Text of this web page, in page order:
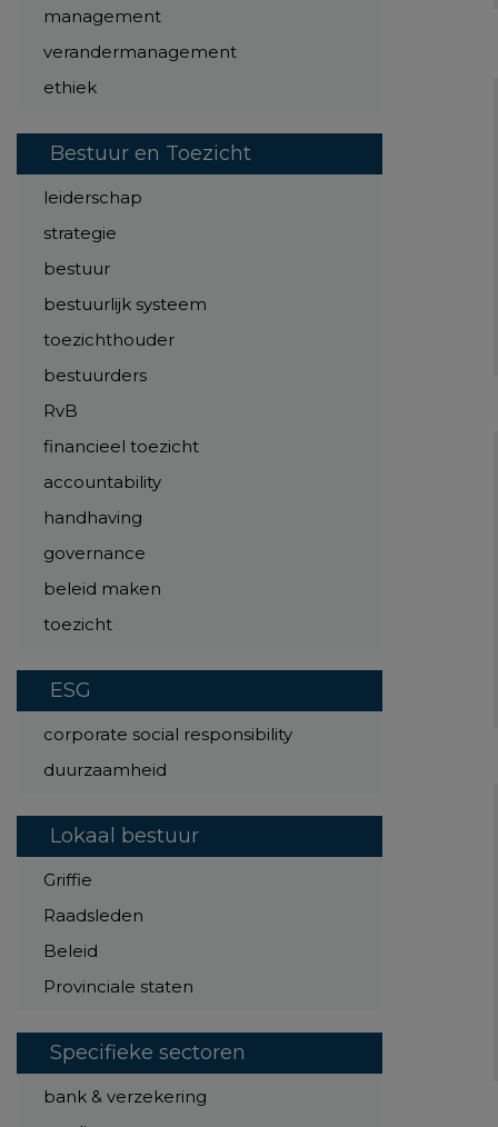
management
verandermanagement
ethiek
Bestuur en Toezicht
leiderschap
strategie
bestuur
bestuurlijk systeem
toezichthouder
bestuurders
RvB
financieel toezicht
accountability
handhaving
governance
beleid maken
toezicht
ESG
corporate social responsibility
duurzaamheid
Lokaal bestuur
Griffie
Raadsleden
Beleid
Provinciale staten
Specifieke sectoren
bank & verzekering